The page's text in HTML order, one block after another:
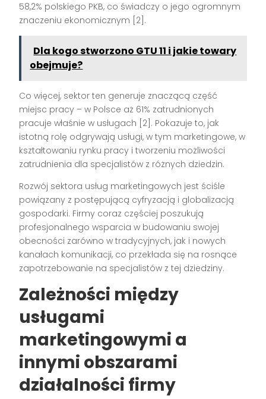
58,2% polskiego PKB, co świadczy o jego ogromnym
znaczeniu ekonomicznym [2].
Dla kogo stworzono GTU 11 i jakie towary
obejmuje?
Co więcej, sektor ten generuje znaczącą część
miejsc pracy – w Polsce aż 61% zatrudnionych
pracuje właśnie w usługach [2]. Pokazuje to, jak
istotną rolę odgrywają usługi, w tym marketingowe, w
kształtowaniu rynku pracy i tworzeniu możliwości
zatrudnienia dla specjalistów z różnych dziedzin.
Rozwój sektora usług marketingowych jest ściśle
powiązany z postępującą cyfryzacją i globalizacją
gospodarki. Firmy coraz częściej poszukują
profesjonalnego wsparcia w budowaniu swojej
obecności zarówno w tradycyjnych, jak i nowych
kanałach komunikacji, co przekłada się na rosnące
zapotrzebowanie na specjalistów z tej dziedziny.
Zależności między
usługami
marketingowymi a
innymi obszarami
działalności firmy